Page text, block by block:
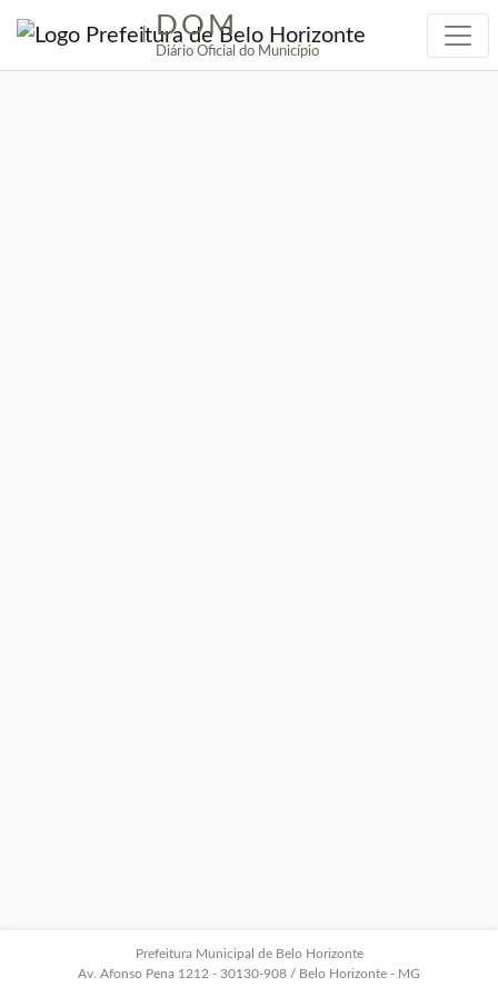
| DOM
Diário Oficial do Município
Prefeitura Municipal de Belo Horizonte
Av. Afonso Pena 1212 - 30130-908 / Belo Horizonte - MG